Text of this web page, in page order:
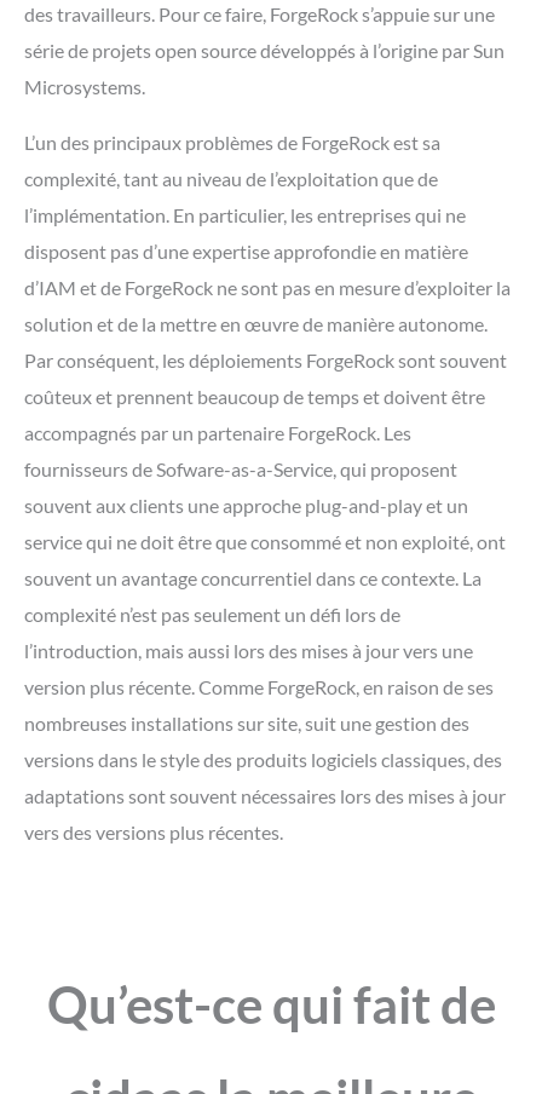
des travailleurs. Pour ce faire, ForgeRock s’appuie sur une
série de projets open source développés à l’origine par Sun
Microsystems.
L’un des principaux problèmes de ForgeRock est sa
complexité, tant au niveau de l’exploitation que de
l’implémentation. En particulier, les entreprises qui ne
disposent pas d’une expertise approfondie en matière
d’IAM et de ForgeRock ne sont pas en mesure d’exploiter la
solution et de la mettre en œuvre de manière autonome.
Par conséquent, les déploiements ForgeRock sont souvent
coûteux et prennent beaucoup de temps et doivent être
accompagnés par un partenaire ForgeRock. Les
fournisseurs de Sofware-as-a-Service, qui proposent
souvent aux clients une approche plug-and-play et un
service qui ne doit être que consommé et non exploité, ont
souvent un avantage concurrentiel dans ce contexte. La
complexité n’est pas seulement un défi lors de
l’introduction, mais aussi lors des mises à jour vers une
version plus récente. Comme ForgeRock, en raison de ses
nombreuses installations sur site, suit une gestion des
versions dans le style des produits logiciels classiques, des
adaptations sont souvent nécessaires lors des mises à jour
vers des versions plus récentes.
Qu’est-ce qui fait de